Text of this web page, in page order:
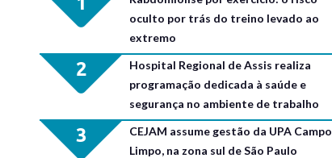
oculto por trás do treino levado ao
extremo
2
Hospital Regional de Assis realiza
programação dedicada à saúde e
segurança no ambiente de trabalho
3
CEJAM assume gestão da UPA Campo
Limpo, na zona sul de São Paulo